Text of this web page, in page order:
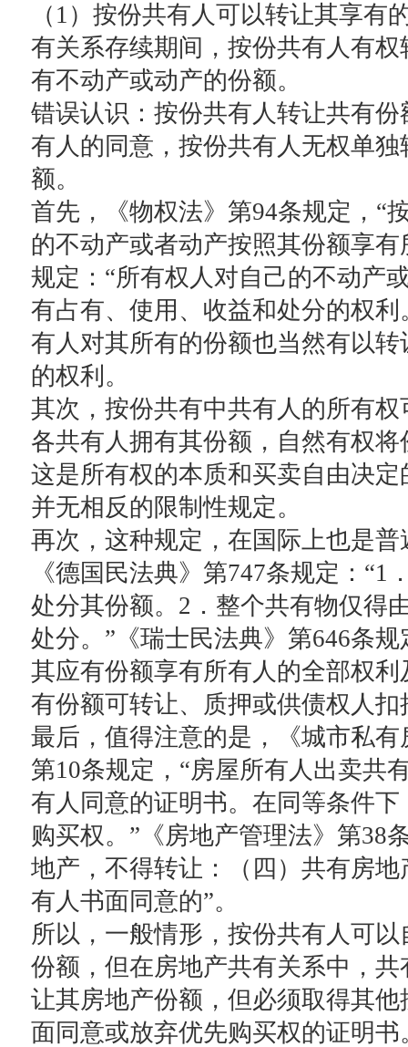
（1）按份共有人可以转让其享有
有关系存续期间，按份共有人有
有不动产或动产的份额。
错误认识：按份共有人转让共有
有人的同意，按份共有人无权单独
额。
首先，《物权法》第94条规定，“
的不动产或者动产按照其份额享有
规定：“所有权人对自己的不动产
有占有、使用、收益和处分的权利
有人对其所有的份额也当然有以
的权利。
其次，按份共有中共有人的所有
各共有人拥有其份额，自然有权
这是所有权的本质和买卖自由决
并无相反的限制性规定。
再次，这种规定，在国际上也是普
《德国民法典》第747条规定：“1
处分其份额。2．整个共有物仅得
处分。”《瑞士民法典》第646条
其应有份额享有所有人的全部权
有份额可转让、质押或供债权人扣
最后，值得注意的是，《城市私
第10条规定，“房屋所有人出卖共
有人同意的证明书。在同等条件
购买权。”《房地产管理法》第38
地产，不得转让：（四）共有房
有人书面同意的”。
所以，一般情形，按份共有人可
份额，但在房地产共有关系中，
让其房地产份额，但必须取得其
面同意或放弃优先购买权的证明书